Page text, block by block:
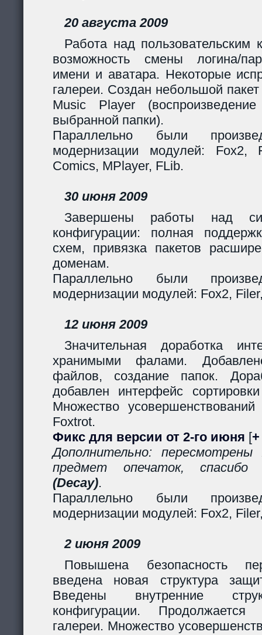
20 августа 2009
Работа над пользовательским
возможность смены логина/
имени и аватара. Некоторые
галереи. Создан небольшой
Music Player
выбранной папки).
Параллельно были
модернизации модулей: Fox2,
Comics, MPlayer, FLib.
30 июня 2009
Завершены работы над
конфигурации: полная
схем, привязка пакетов
доменам.
Параллельно были
модернизации модулей: Fox2,
12 июня 2009
Значительная доработка
хранимыми фалами.
файлов, создание папок.
добавлен интерфейс
Множество
Foxtrot.
Фикс для версии от 2-го июня [
Дополнительно:
предмет опечаток,
(Decay).
Параллельно были
модернизации модулей: Fox2,
2 июня 2009
Повышена безопасность
введена новая структура
Введены внутренние
конфигурации. Продолжается
галереи. Множество